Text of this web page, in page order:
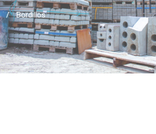
Bordillos